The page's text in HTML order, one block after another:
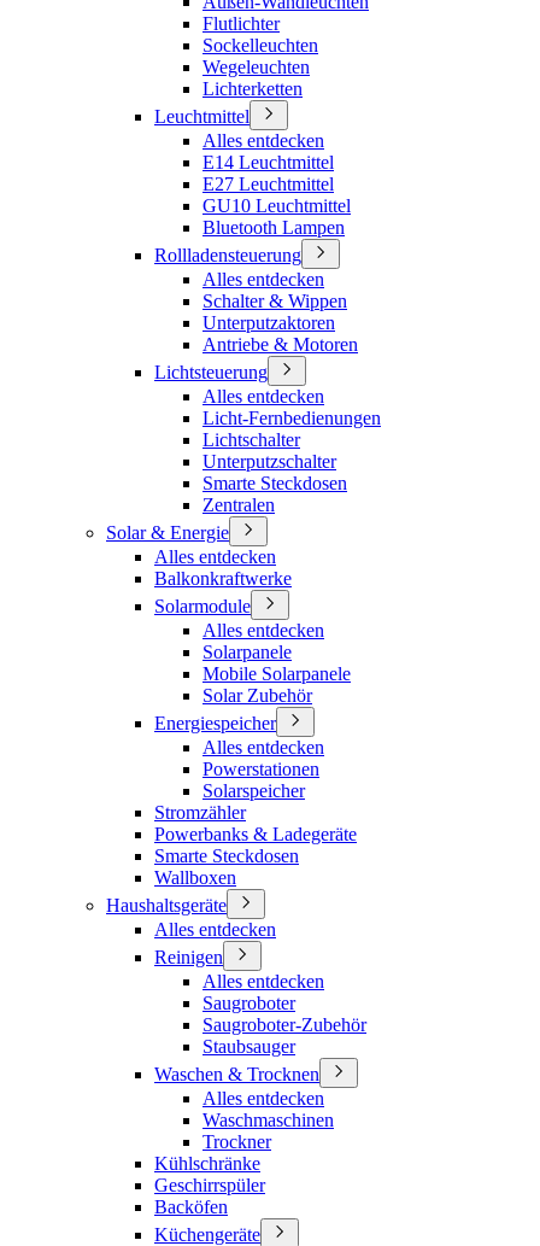
Flutlichter
Sockelleuchten
Wegeleuchten
Lichterketten
Leuchtmittel
Alles entdecken
E14 Leuchtmittel
E27 Leuchtmittel
GU10 Leuchtmittel
Bluetooth Lampen
Rollladensteuerung
Alles entdecken
Schalter & Wippen
Unterputzaktoren
Antriebe & Motoren
Lichtsteuerung
Alles entdecken
Licht-Fernbedienungen
Lichtschalter
Unterputzschalter
Smarte Steckdosen
Zentralen
Solar & Energie
Alles entdecken
Balkonkraftwerke
Solarmodule
Alles entdecken
Solarpanele
Mobile Solarpanele
Solar Zubehör
Energiespeicher
Alles entdecken
Powerstationen
Solarspeicher
Stromzähler
Powerbanks & Ladegeräte
Smarte Steckdosen
Wallboxen
Haushaltsgeräte
Alles entdecken
Reinigen
Alles entdecken
Saugroboter
Saugroboter-Zubehör
Staubsauger
Waschen & Trocknen
Alles entdecken
Waschmaschinen
Trockner
Kühlschränke
Geschirrspüler
Backöfen
Küchengeräte